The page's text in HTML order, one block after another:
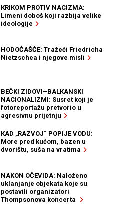
KRIKOM PROTIV NACIZMA:
Limeni doboš koji razbija velike
ideologije
HODOČAŠĆE: Tražeći Friedricha
Nietzschea i njegove misli
BEČKI ZIDOVI–BALKANSKI
NACIONALIZMI: Susret koji je
fotoreportažu pretvorio u
agresivnu prijetnju
KAD „RAZVOJ“ POPIJE VODU:
More pred kućom, bazen u
dvorištu, suša na vratima
NAKON OČEVIDA: Naloženo
uklanjanje objekata koje su
postavili organizatori
Thompsonova koncerta